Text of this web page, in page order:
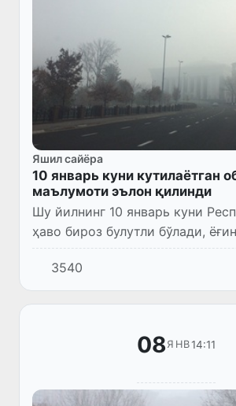
Яшил сайёра
10 январь куни кутилаётган
маълумоти эълон қилинди
Шу йилнинг 10 январь куни
ҳаво бироз булутли бўлади,
кутилмайди. Кечаси ва эрталаб
тушиши мумкин. Шамол
тезликда эсади.
3540
08ЯНВ14:11